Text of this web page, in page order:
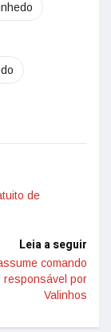
de
Leia a seguir
comando
responsável por
Valinhos